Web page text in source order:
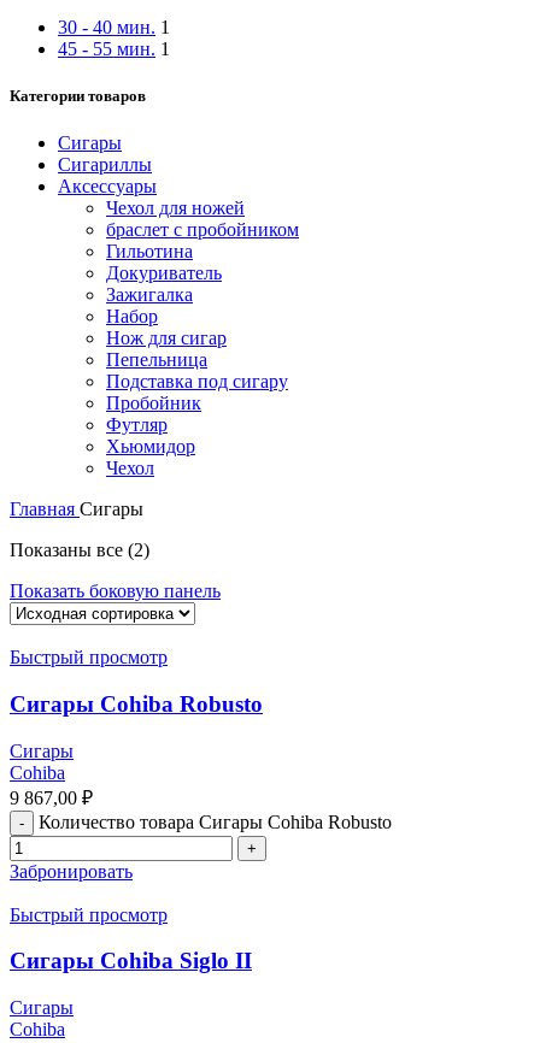
30 - 40 мин. 1
45 - 55 мин. 1
Категории товаров
Сигары
Сигариллы
Аксессуары
Чехол для ножей
браслет с пробойником
Гильотина
Докуриватель
Зажигалка
Набор
Нож для сигар
Пепельница
Подставка под сигару
Пробойник
Футляр
Хьюмидор
Чехол
Главная Сигары
Показаны все (2)
Показать боковую панель
Быстрый просмотр
Сигары Cohiba Robusto
Сигары
Cohiba
9 867,00 ₽
Количество товара Сигары Cohiba Robusto
Забронировать
Быстрый просмотр
Сигары Cohiba Siglo II
Сигары
Cohiba